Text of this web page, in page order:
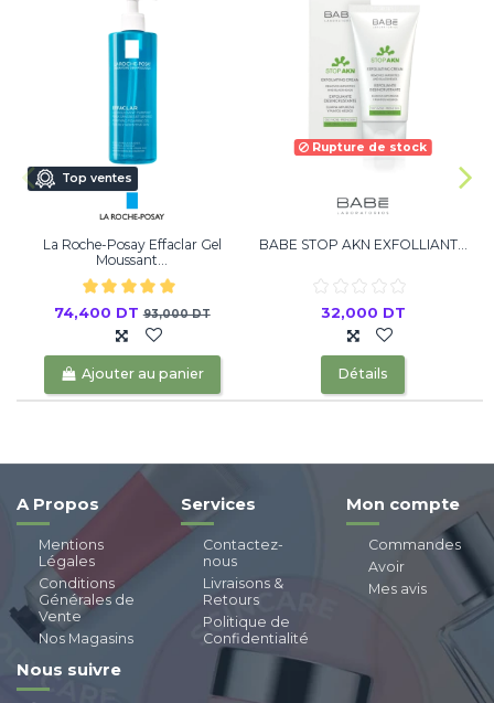
Top ventes
La Roche-Posay Effaclar Gel
Moussant...
74,400 DT93,000 DT
Ajouter au panier
Rupture de stock
BABE STOP AKN EXFOLLIANT...
32,000 DT
Détails
A Propos
Mentions
Légales
Conditions
Générales de
Vente
Nos Magasins
Services
Contactez-
nous
Livraisons &
Retours
Politique de
Confidentialité
Mon compte
Commandes
Avoir
Mes avis
Nous suivre